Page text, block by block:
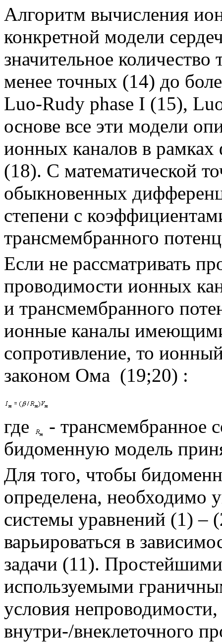
Алгоритм вычисления
конкретной модели
значительное
менее точных (14) до
Luo-Rudy phase I (15),
основе все эти модели
ионных каналов в
(18). С математической
обыкновенных
степени с
трансмембранного
Если не рассматривать
проводимости ионных
и трансмембранного
ионные каналы
сопротивление, то
законом Ома (19;20) :
где
- трансмембранное
бидоменную модель
Для того, чтобы
определена, необходимо
системы уравнений (1) –
варьироваться в
задачи (11). Простейшими
используемыми
условия непроводимости,
внутри-/внеклеточного